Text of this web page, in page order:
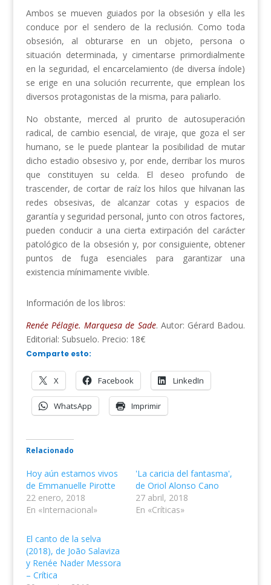
Ambos se mueven guiados por la obsesión y ella les
conduce por el sendero de la reclusión. Como toda
obsesión, al obturarse en un objeto, persona o
situación determinada, y cimentarse primordialmente
en la seguridad, el encarcelamiento (de diversa índole)
se erige en una solución recurrente, que emplean los
diversos protagonistas de la misma, para paliarlo.
No obstante, merced al prurito de autosuperación
radical, de cambio esencial, de viraje, que goza el ser
humano, se le puede plantear la posibilidad de mutar
dicho estadio obsesivo y, por ende, derribar los muros
que constituyen su celda. El deseo profundo de
trascender, de cortar de raíz los hilos que hilvanan las
redes obsesivas, de alcanzar cotas y espacios de
garantía y seguridad personal, junto con otros factores,
pueden conducir a una cierta extirpación del carácter
patológico de la obsesión y, por consiguiente, obtener
puntos de fuga esenciales para garantizar una
existencia mínimamente vivible.
Información de los libros:
Renée Pélagie. Marquesa de Sade. Autor: Gérard Badou.
Editorial: Subsuelo. Precio: 18€
Comparte esto:
X Facebook LinkedIn
WhatsApp Imprimir
Relacionado
Hoy aún estamos vivos
de Emmanuelle Pirotte
22 enero, 2018
En «Internacional»
'La caricia del fantasma',
de Oriol Alonso Cano
27 abril, 2018
En «Críticas»
El canto de la selva
(2018), de João Salaviza
y Renée Nader Messora
– Crítica